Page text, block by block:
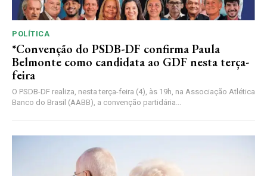
POLÍTICA
*Convenção do PSDB-DF confirma Paula
Belmonte como candidata ao GDF nesta terça-
feira
O PSDB-DF realiza, nesta terça-feira (4), às 19h, na Associação Atlética
Banco do Brasil (AABB), a convenção partidária...